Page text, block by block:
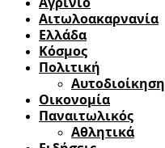
Αιτωλοακαρνανία
Ελλάδα
Κόσμος
Πολιτική
Αυτοδιοίκηση
Οικονομία
Παναιτωλικός
Αθλητικά